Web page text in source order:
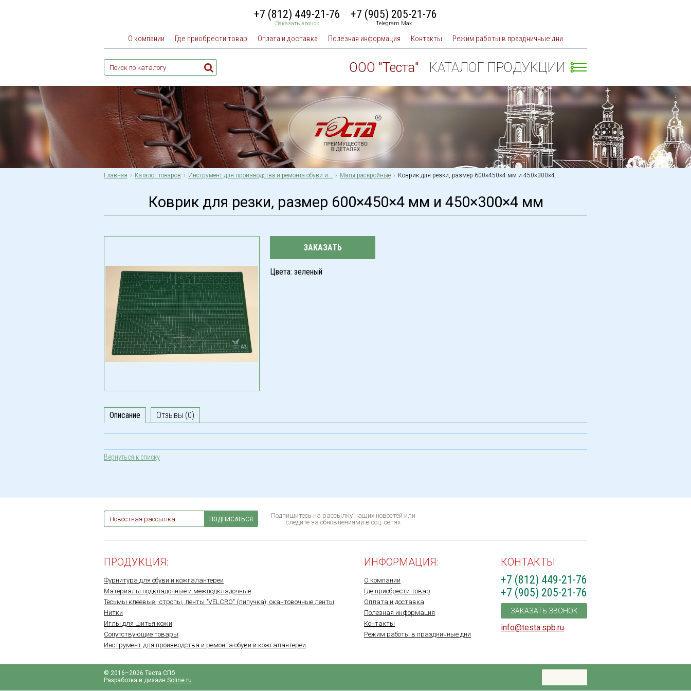
+7 (812) 449-21-76
Заказать звонок
+7 (905) 205-21-76
Telegram Max
О компании Где приобрести товар Оплата и доставка Полезная информация Контакты Режим работы в праздничные дни
ООО "Теста" КАТАЛОГ ПРОДУКЦИИ
Главная Каталог товаров Инструмент для производства и ремонта обуви и... Маты раскройные Коврик для резки, размер 600×450×4 мм и 450×300×4...
Коврик для резки, размер 600×450×4 мм и 450×300×4 мм
ЗАКАЗАТЬ
Цвета: зеленый
Описание Отзывы (0)
Вернуться к списку
ПОДПИСАТЬСЯ
Подпишитесь на рассылку наших новостей или
следите за обновлениями в соц. сетях
ПРОДУКЦИЯ:
Фурнитура для обуви и кожгалантереи
Материалы подкладочные и межподкладочные
Тесьмы клеевые , стропы, ленты "VELCRO" (липучка), окантовочные ленты
Нитки
Иглы для шитья кожи
Сопутствующие товары
Инструмент для производства и ремонта обуви и кожгалантереи
ИНФОРМАЦИЯ:
О компании
Где приобрести товар
Оплата и доставка
Полезная информация
Контакты
Режим работы в праздничные дни
КОНТАКТЫ:
+7 (812) 449-21-76
+7 (905) 205-21-76
ЗАКАЗАТЬ ЗВОНОК
info@testa.spb.ru
© 2016–2026 Теста СПб
Разработка и дизайн Soline.ru